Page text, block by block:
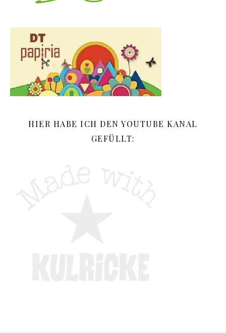
HIER HABE ICH DEN YOUTUBE KANAL
GEFÜLLT: